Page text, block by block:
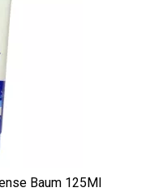
Baum 125Ml